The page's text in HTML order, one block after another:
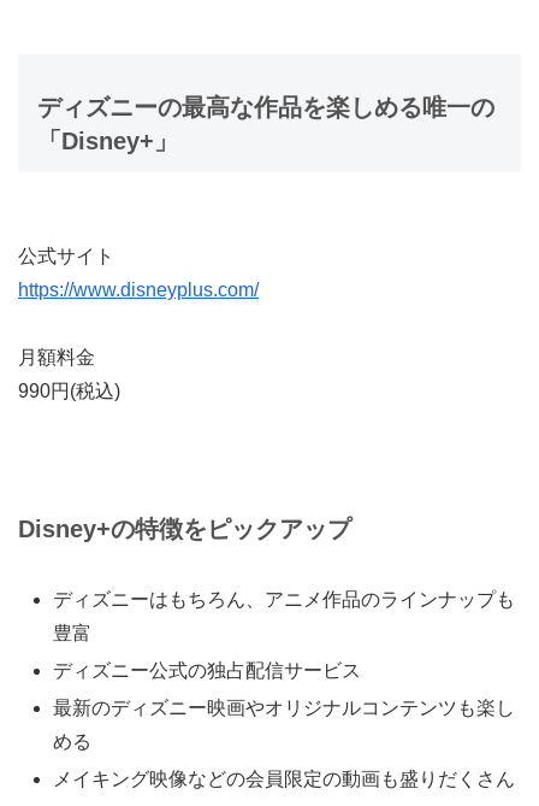
ディズニーの最高な作品を楽しめる唯一の
「Disney+」
公式サイト
https://www.disneyplus.com/
月額料金
990円 (税込)
Disney+の特徴をピックアップ
ディズニーはもちろん、アニメ作品のラインナップも
豊富
ディズニー公式の独占配信サービス
最新のディズニー映画やオリジナルコンテンツも楽し
める
メイキング映像などの会員限定の動画も盛りだくさん